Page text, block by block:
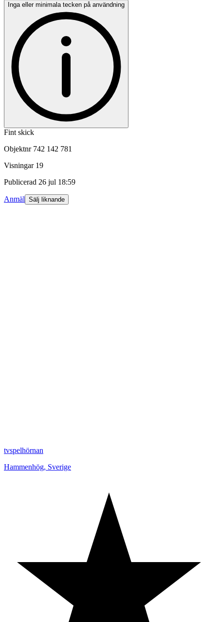
Inga eller minimala tecken på användning
Fint skick
Objektnr 742 142 781
Visningar 19
Publicerad 26 jul 18:59
Anmäl Sälj liknande
tvspelhörnan
Hammenhög, Sverige